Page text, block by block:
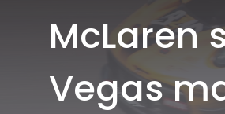
McLaren
Vegas